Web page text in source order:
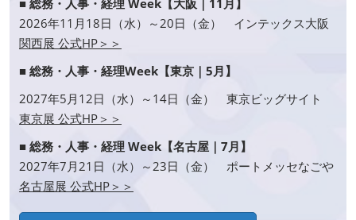
■ 総務・人事・経理 Week【大阪｜11月】
2026年11月18日（水）～20日（金） インテックス大阪
関西展 公式HP＞＞
■ 総務・人事・経理Week【東京｜5月】
2027年5月12日（水）～14日（金） 東京ビッグサイト
東京展 公式HP＞＞
■ 総務・人事・経理 Week【名古屋｜7月】
2027年7月21日（水）～23日（金） ポートメッセなごや
名古屋展 公式HP＞＞